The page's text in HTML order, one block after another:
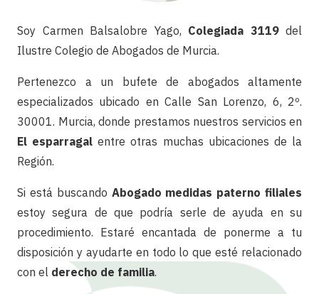
Soy Carmen Balsalobre Yago, Colegiada 3119del
Ilustre Colegio de Abogados de Murcia.
Pertenezco a un bufete de abogados altamente
especializados ubicado en Calle San Lorenzo, 6, 2º.
30001. Murcia, donde prestamos nuestros servicios en
El esparragal entre otras muchas ubicaciones de la
Región.
Si está buscando Abogado medidas paterno filiales
estoy segura de que podría serle de ayuda en su
procedimiento. Estaré encantada de ponerme a tu
disposición y ayudarte en todo lo que esté relacionado
con el derecho de familia.